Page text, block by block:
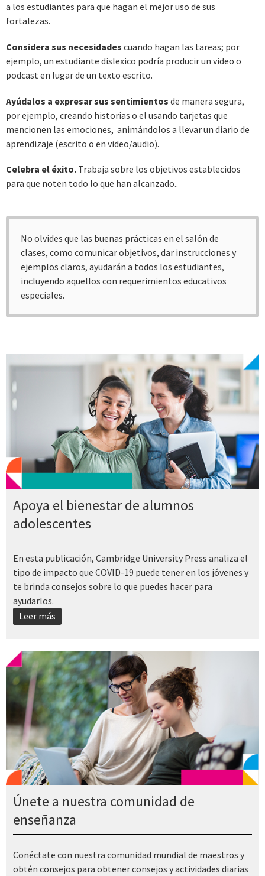
a los estudiantes para que hagan el mejor uso de sus
fortalezas.
Considera sus necesidades cuando hagan las tareas; por
ejemplo, un estudiante dislexico podría producir un video o
podcast en lugar de un texto escrito.
Ayúdalos a expresar sus sentimientos de manera segura,
por ejemplo, creando historias o el usando tarjetas que
mencionen las emociones, animándolos a llevar un diario de
aprendizaje (escrito o en video/audio).
Celebra el éxito. Trabaja sobre los objetivos establecidos
para que noten todo lo que han alcanzado..
No olvides que las buenas prácticas en el salón de
clases, como comunicar objetivos, dar instrucciones y
ejemplos claros, ayudarán a todos los estudiantes,
incluyendo aquellos con requerimientos educativos
especiales.
Apoya el bienestar de alumnos
adolescentes
En esta publicación, Cambridge University Press analiza el
tipo de impacto que COVID-19 puede tener en los jóvenes y
te brinda consejos sobre lo que puedes hacer para
ayudarlos.
Leer más
Únete a nuestra comunidad de
enseñanza
Conéctate con nuestra comunidad mundial de maestros y
obtén consejos para obtener consejos y actividades diarias